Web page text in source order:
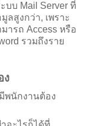
บบ Mail Server ที่
ลสูงกว่า, เพราะ
ารถ Access หรือ
รวมถึงราย
ง
พนักงานต้อง